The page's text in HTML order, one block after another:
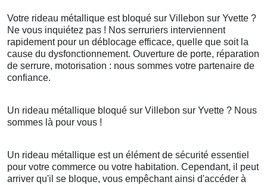
Votre rideau métallique est bloqué sur Villebon sur Yvette ?
Ne vous inquiétez pas ! Nos serruriers interviennent
rapidement pour un déblocage efficace, quelle que soit la
cause du dysfonctionnement. Ouverture de porte, réparation
de serrure, motorisation : nous sommes votre partenaire de
confiance.
Un rideau métallique bloqué sur Villebon sur Yvette ? Nous
sommes là pour vous !
Un rideau métallique est un élément de sécurité essentiel
pour votre commerce ou votre habitation. Cependant, il peut
arriver qu'il se bloque, vous empêchant ainsi d'accéder à